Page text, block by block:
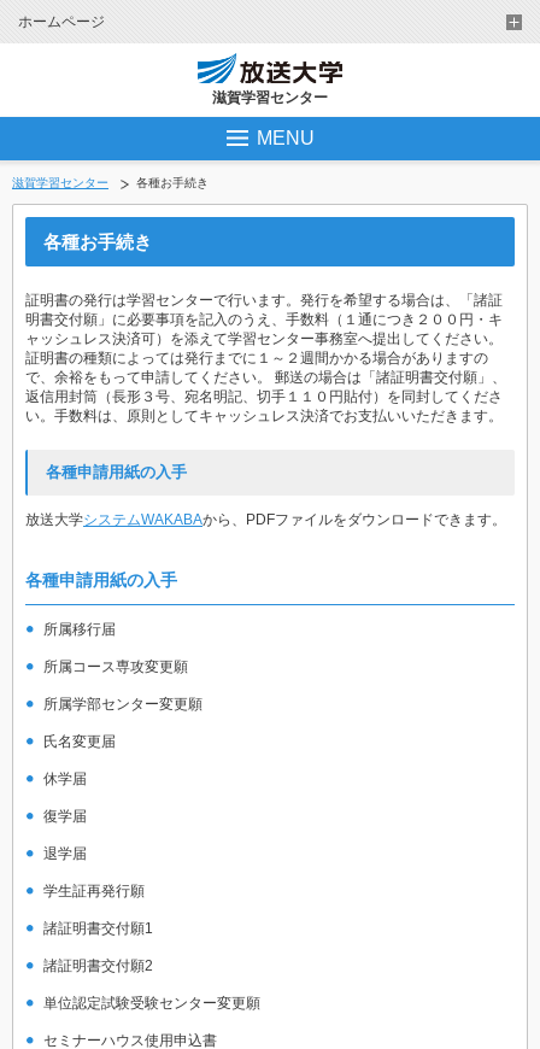
ホームページ
滋賀学習センター
MENU
滋賀学習センター 各種お手続き
各種お手続き
証明書の発行は学習センターで行います。発行を希望する場合は、「諸証
明書交付願」に必要事項を記入のうえ、手数料（１通につき２００円・キ
ャッシュレス決済可）を添えて学習センター事務室へ提出してください。
証明書の種類によっては発行までに１～２週間かかる場合がありますの
で、余裕をもって申請してください。 郵送の場合は「諸証明書交付願」、
返信用封筒（長形３号、宛名明記、切手１１０円貼付）を同封してくださ
い。手数料は、原則としてキャッシュレス決済でお支払いいただきます。
各種申請用紙の入手
放送大学システムWAKABAから、PDFファイルをダウンロードできます。
各種申請用紙の入手
所属移行届
所属コース専攻変更願
所属学部センター変更願
氏名変更届
休学届
復学届
退学届
学生証再発行願
諸証明書交付願1
諸証明書交付願2
単位認定試験受験センター変更願
セミナーハウス使用申込書